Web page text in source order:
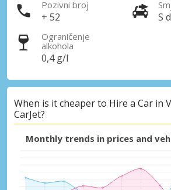
Pozivni broj
+ 52 S
Ograničenje
alkohola
0,4 g/l
When is it cheaper to Hire a Car in
CarJet?
Monthly trends in prices and